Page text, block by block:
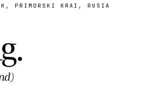
PRIMORSKI KRAI, RUSIA
g.